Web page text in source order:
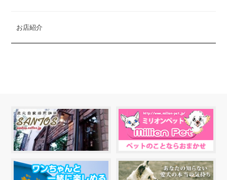
お店紹介